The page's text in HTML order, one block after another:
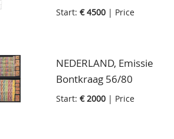
rood, meer dan 1000
enkele zeer
breedgerande en of
hoekstuk, cat.waarde
ruim €45.000,=. Hoge
Start: € 4500 | Price
NEDERLAND, Emissie
Bontkraag 56/80
complete serie t/m de
Start: € 2000 | Price